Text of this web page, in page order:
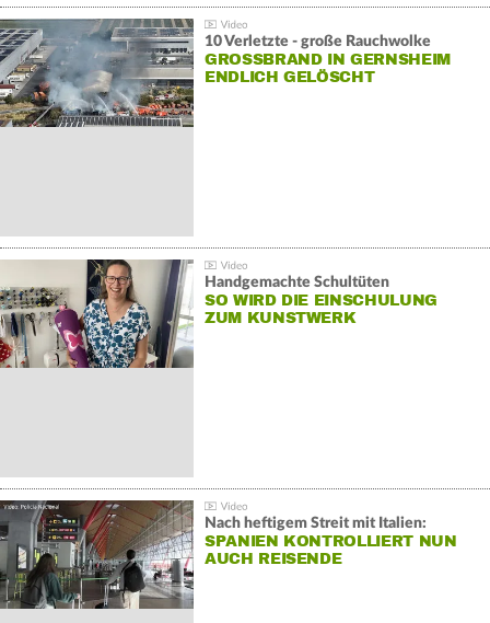
10 Verletzte - große Rauchwolke
GROSSBRAND IN GERNSHEIM E
NDLICH GELÖSCHT
Handgemachte Schultüten
SO WIRD DIE EINSCHULUNG
ZUM KUNSTWERK
Nach heftigem Streit mit Italien:
SPANIEN KONTROLLIERT NUN
AUCH REISENDE